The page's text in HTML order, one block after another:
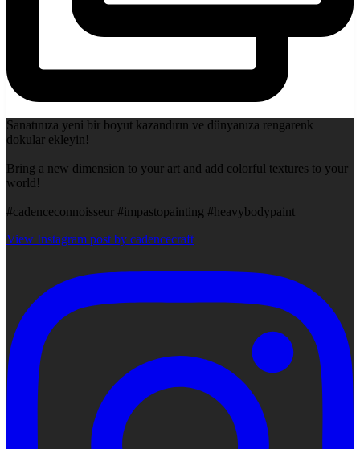
Sanatınıza yeni bir boyut kazandırın ve dünyanıza rengarenk
dokular ekleyin!
Bring a new dimension to your art and add colorful textures to your
world!
#cadenceconnoisseur #impastopainting #heavybodypaint
View Instagram post by cadencecraft